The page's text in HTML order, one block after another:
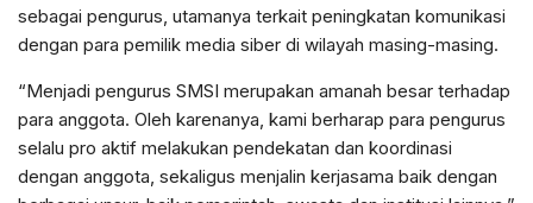
sebagai pengurus, utamanya terkait peningkatan komunikasi
dengan para pemilik media siber di wilayah masing-masing.
“Menjadi pengurus SMSI merupakan amanah besar terhadap
para anggota. Oleh karenanya, kami berharap para pengurus
selalu pro aktif melakukan pendekatan dan koordinasi
dengan anggota, sekaligus menjalin kerjasama baik dengan